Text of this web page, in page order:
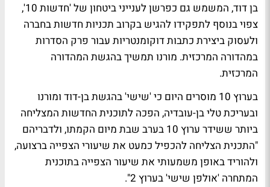
בן דוד, המשמש גם כפרשן לענייני ביטחון של 'חדשות 10',
צפוי בנוסף לתפקידו להגיש בקרוב תכניות חדשות בחברה
ולעסוק ביצירת כתבות דוקומנטריות עבור פרק הסדרות
במהדורה המרכזית. מורנו תמשיך בהגשת המהדורה
המרכזית.
בערוץ 10 מוסרים היום כי 'שישי' בהגשת בן-דוד ומורנו
ובעריכת טלי בן-עובדיה, הפכה לתוכנית החדשות המצליחה
ביותר ששידר ערוץ 10 בערב שבת מיום הקמתו, ולדבריהם
"התכנית הצליחה להכפיל כמעט את שיעורי הצפייה ברצועה,
ולהוריד באופן משמעותי את שיעור הצפייה בתוכנית
המתחרה 'אולפן שישי' בערוץ 2".